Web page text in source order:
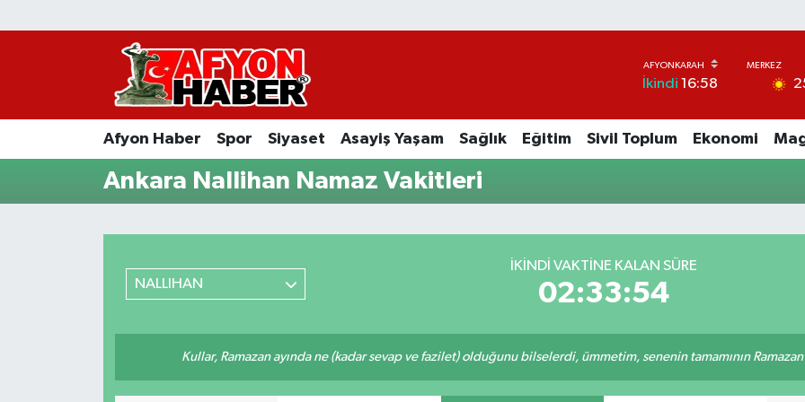
İkindi 16:58
Afyon Haber Spor Siyaset Asayiş Yaşam Sağlık Eğitim Sivil Toplum Ekonomi
Ankara Nallihan Namaz Vakitleri
NALLIHAN
İKINDI VAKTINE KALAN SÜRE
02:33:54
Kullar, Ramazan ayında ne (kadar sevap ve fazilet) olduğunu bilselerdi, ümmetim, senenin tamamının
Afyon Haber
Spor
Asayiş Yaşam